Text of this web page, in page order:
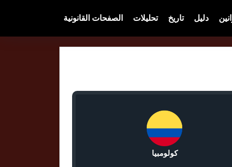
دليل تاريخ تحليلات الصفحات القانونية
كولومبيا